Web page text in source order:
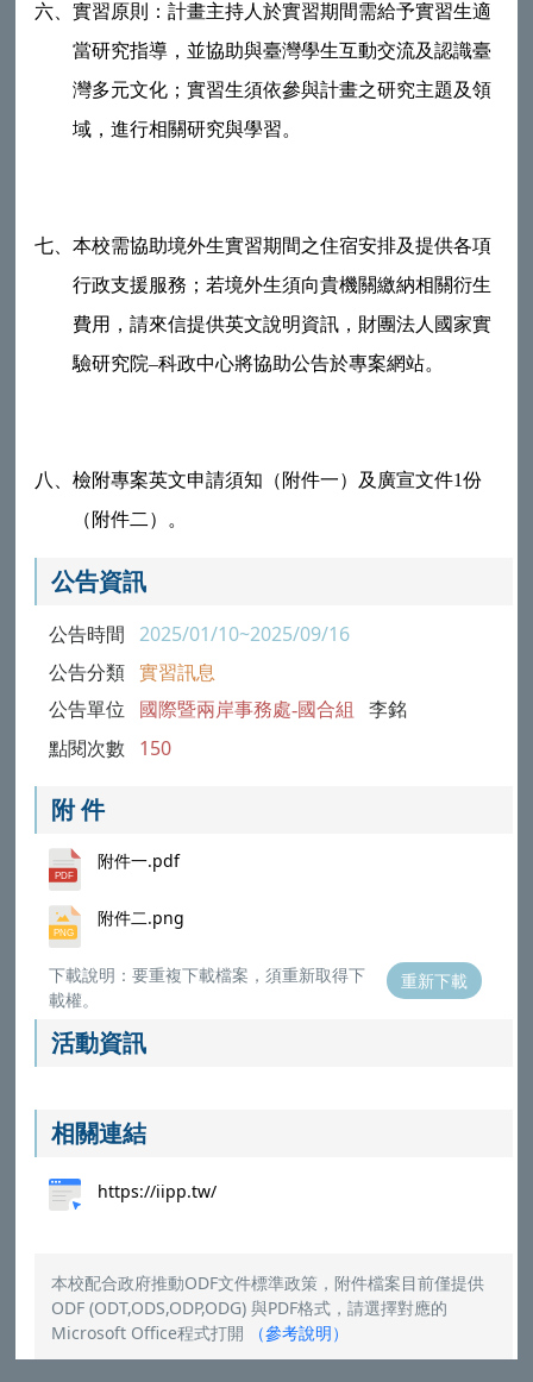
六、實習原則：計畫主持人於實習期間需給予實習生適
當研究指導，並協助與臺灣學生互動交流及認識臺
灣多元文化；實習生須依參與計畫之研究主題及領
域，進行相關研究與學習。
七、本校需協助境外生實習期間之住宿安排及提供各項
行政支援服務；若境外生須向貴機關繳納相關衍生
費用，請來信提供英文說明資訊，財團法人國家實
驗研究院–科政中心將協助公告於專案網站。
八、檢附專案英文申請須知（附件一）及廣宣文件1份
（附件二）。
公告資訊
公告時間 2025/01/10~2025/09/16
公告分類 實習訊息
公告單位 國際暨兩岸事務處-國合組 李銘
點閱次數 150
附 件
附件一.pdf
附件二.png
下載說明：要重複下載檔案，須重新取得下
載權。
重新下載
活動資訊
相關連結
https://iipp.tw/
本校配合政府推動ODF文件標準政策，附件檔案目前僅提供
ODF (ODT,ODS,ODP,ODG) 與PDF格式，請選擇對應的
Microsoft Office程式打開
（參考說明）